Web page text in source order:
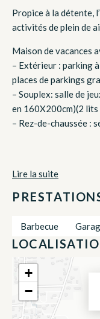
Propice à la détente,
activités de plein de
Maison de vacances
– Extérieur : parking
places de parkings
– Souplex: salle de
en 160X200cm)(2 lits
– Rez-de-chaussée :
Lire la suite
Barbecue
+
−